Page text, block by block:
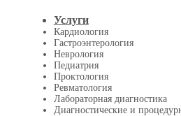
Услуги
Кардиология
Гастроэнтерология
Неврология
Педиатрия
Проктология
Ревматология
Лабораторная диагностика
Диагностические и